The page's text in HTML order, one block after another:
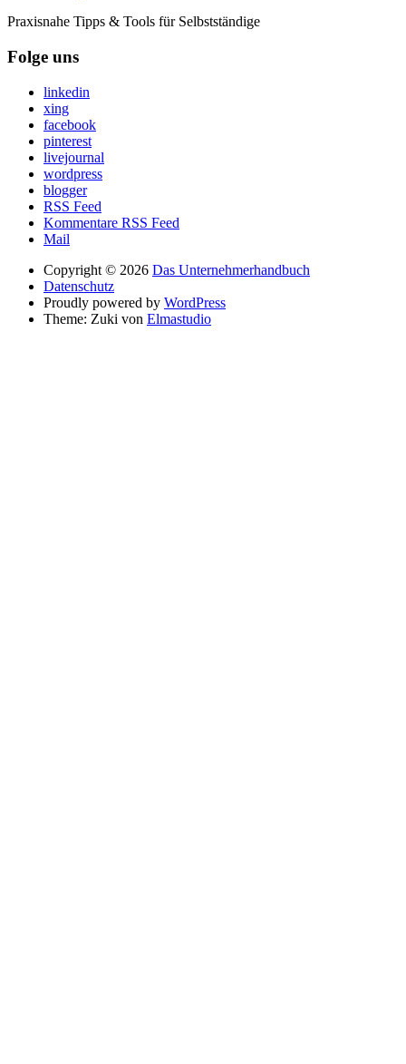
Praxisnahe Tipps & Tools für Selbstständige
Folge uns
linkedin
xing
facebook
pinterest
livejournal
wordpress
blogger
RSS Feed
Kommentare RSS Feed
Mail
Copyright © 2026 Das Unternehmerhandbuch
Datenschutz
Proudly powered by WordPress
Theme: Zuki von Elmastudio